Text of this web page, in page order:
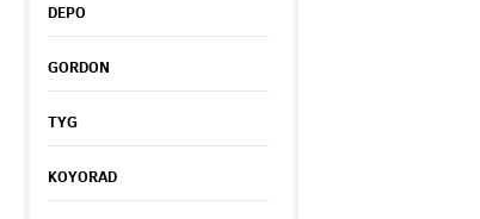
DEPO
GORDON
TYG
KOYORAD